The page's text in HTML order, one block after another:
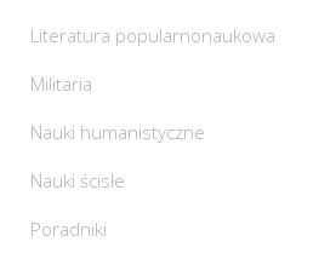
Literatura popularnonaukowa
Militaria
Nauki humanistyczne
Nauki ścisłe
Poradniki